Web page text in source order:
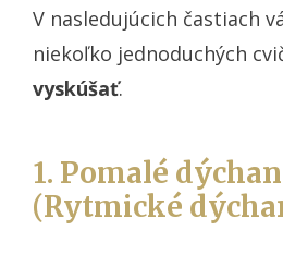
V nasledujúcich častiach
niekoľko jednoduchých
vyskúšať.
1. Pomalé
(Rytmické